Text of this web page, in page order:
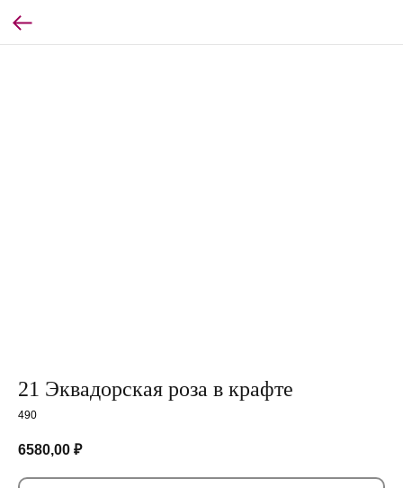
21 Эквадорская роза в крафте
490
6580,00 ₽